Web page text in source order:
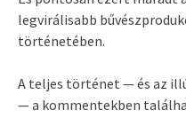
legvirálisabb
történetében.
A teljes történet — és az
— a kommentekben